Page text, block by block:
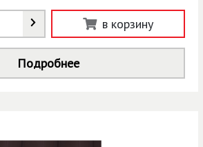
в корзину
Подробнее